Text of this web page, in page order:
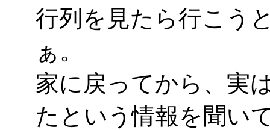
行列を見たら行こう
ぁ。
家に戻ってから、実
たという情報を聞い